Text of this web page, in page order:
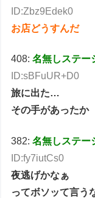
ID:Zbz9Edek0
お店どうすんだ
408:名無しステー
ID:sBFuUR+D0
旅に出た…
その手があったか
382:名無しステー
ID:fy7iutCs0
夜逃げかなぁ
ってボソッて言う